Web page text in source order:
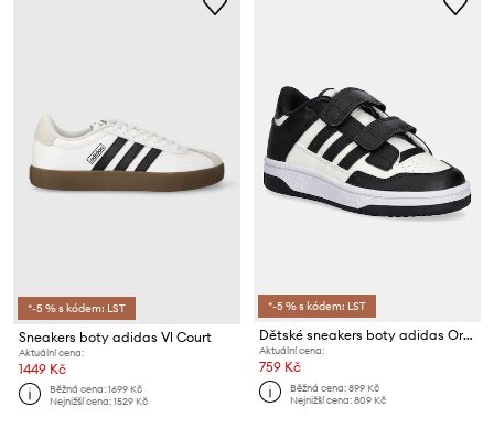
*-5 % s kódem: LST
Sneakers boty adidas Vl Court
Aktuální cena:
1449 Kč
Běžná cena:1699 Kč
Nejnižší cena:1529 Kč
*-5 % s kódem: LST
Dětské sneakers boty adidas Originals RAPID COURT
Aktuální cena:
759 Kč
Běžná cena:899 Kč
Nejnižší cena:809 Kč